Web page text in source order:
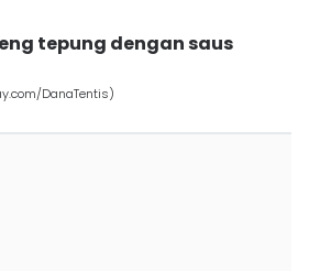
tepung dengan saus
DanaTentis)